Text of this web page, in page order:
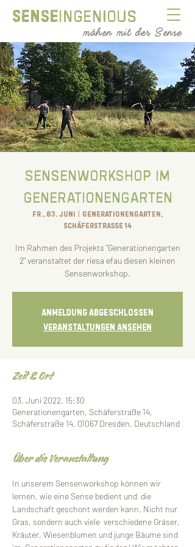
Senseingenious
mähen mit der Sense
Sensenworkshop im
Generationengarten
Fr., 03. Juni
  |
Generationengarten,
Schäferstraße 14
Im Rahmen des Projekts "Generationengarten
2" veranstaltet der riesa efau diesen kleinen
Sensenworkshop.
Anmeldung abgeschlossen
Veranstaltungen ansehen
Zeit & Ort
03. Juni 2022, 15:30
Generationengarten, Schäferstraße 14,
Schäferstraße 14, 01067 Dresden, Deutschland
Über die Veranstaltung
In unserem Sensenworkshop können wir
lernen, wie eine Sense bedient und  die
Landschaft geschont werden kann. Nicht nur
Gras, sondern auch viele  verschiedene Gräser,
Kräuter, Wiesenblumen und junge Bäume sind